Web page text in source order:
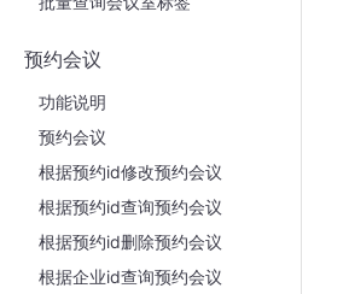
预约会议
功能说明
预约会议
根据预约id修改预约会议
根据预约id查询预约会议
根据预约id删除预约会议
根据企业id查询预约会议